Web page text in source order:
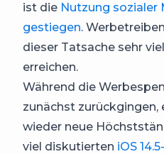
ist die Nutzung sozialer
gestiegen.
dieser Tatsache sehr
erreichen.
Während die
zunächst zurückgingen,
wieder neue
viel diskutierten iOS